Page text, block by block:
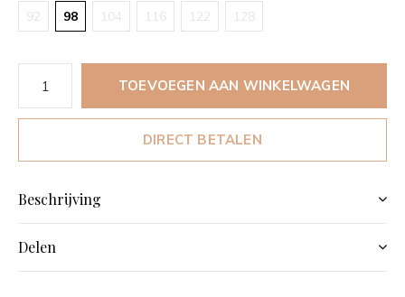
92 98 104 116 122 128
TOEVOEGEN AAN WINKELWAGEN
DIRECT BETALEN
Beschrijving
Delen